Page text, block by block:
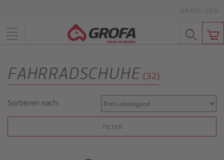
ANMELDEN
FAHRRADSCHUHE (32)
Sortieren nach:
FILTER